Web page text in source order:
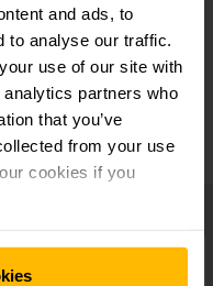
and ads, to
to analyse our traffic.
use of our site with
partners who
that you’ve
from your use
cookies if you